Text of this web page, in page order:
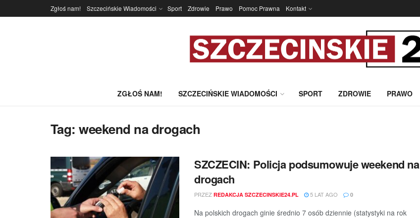
Zgłoś nam! Szczecińskie Wiadomości Sport Zdrowie Prawo Pomoc Prawna Kontakt
ZGŁOŚ NAM! SZCZECIŃSKIE WIADOMOŚCI SPORT ZDROWIE PRAWO
Tag:weekend na drogach
SZCZECIN: Policja podsumowuje weekend na
drogach
PRZEZ REDAKCJA SZCZECINSKIE24.PL 5 LAT AGO 0
Na polskich drogach ginie średnio 7 osób dziennie (statystyki na rok